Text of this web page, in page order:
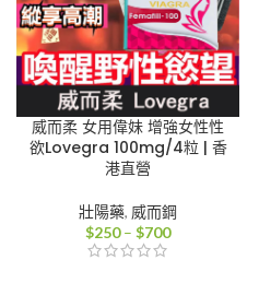
威而柔 女用偉妹 增強女性性
欲Lovegra 100mg/4粒 | 香
港直營
壯陽藥, 威而鋼
$250 – $700價